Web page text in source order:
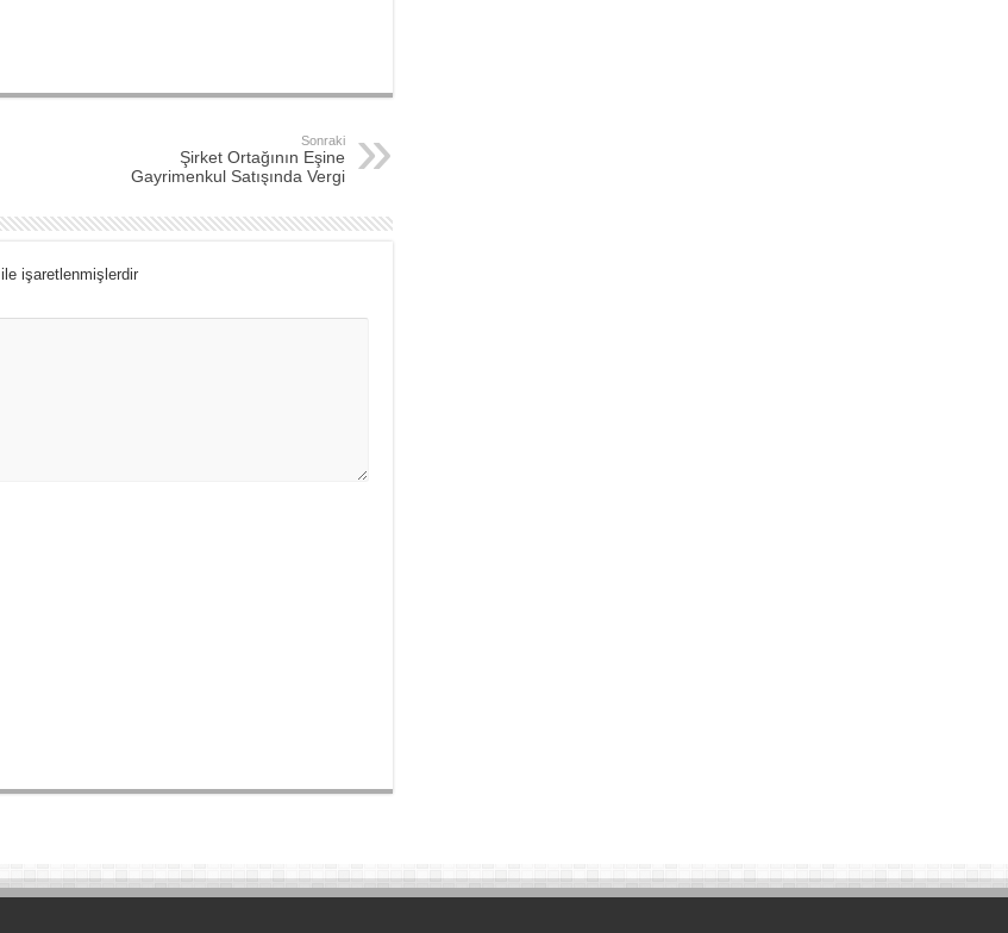
Sonraki
Şirket Ortağının Eşine
Gayrimenkul Satışında Vergi
ile işaretlenmişlerdir